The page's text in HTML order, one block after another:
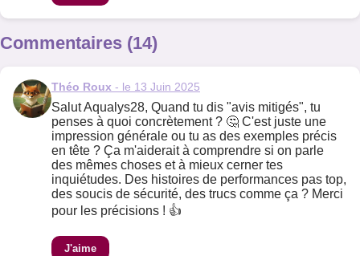
Commentaires (14)
Théo Roux - le 13 Juin 2025
Salut Aqualys28, Quand tu dis "avis mitigés", tu
penses à quoi concrètement ? 🤔 C'est juste une
impression générale ou tu as des exemples précis
en tête ? Ça m'aiderait à comprendre si on parle
des mêmes choses et à mieux cerner tes
inquiétudes. Des histoires de performances pas top,
des soucis de sécurité, des trucs comme ça ? Merci
pour les précisions ! 👍
J'aime